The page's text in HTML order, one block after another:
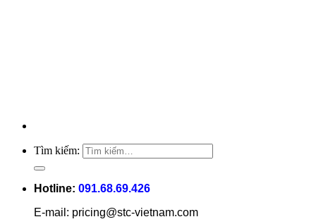
Tìm kiếm:
Hotline: 091.68.69.426
E-mail: pricing@stc-vietnam.com